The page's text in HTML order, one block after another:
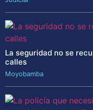
La seguridad no se
calles
Moyobamba